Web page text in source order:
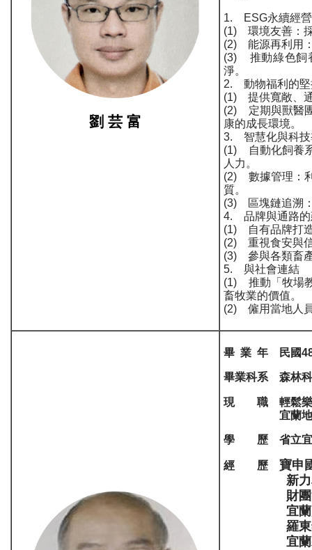
劉 芸 富
1. ESG永續經
(1) 環境友善：
(2) 能源再利用
(3) 推動綠色飼
淨。
2. 動物福利的堅
(1) 提供寬敞、
(2) 定期與獸醫
康的成長環境。
3. 智慧化與科技
(1) 自動化飼養
人力。
(2) 數據管理：
質。
(3) 區塊鏈追溯
4. 品牌與通路的
(1) 自有品牌打
(2) 重視食安與
(3) 參與各類畜
5. 與社會連結
(1) 推動「牧場
畜牧業的價值。
(2) 僱用當地人
畢 業 年 民國
畢業科系 森林科
現 職 輕鬆樂
宜蘭地檢
學 歷 省立宜
經 歷 寶申
新力車業
財團法人
宜蘭監獄
羅東鎮調
宜蘭縣李